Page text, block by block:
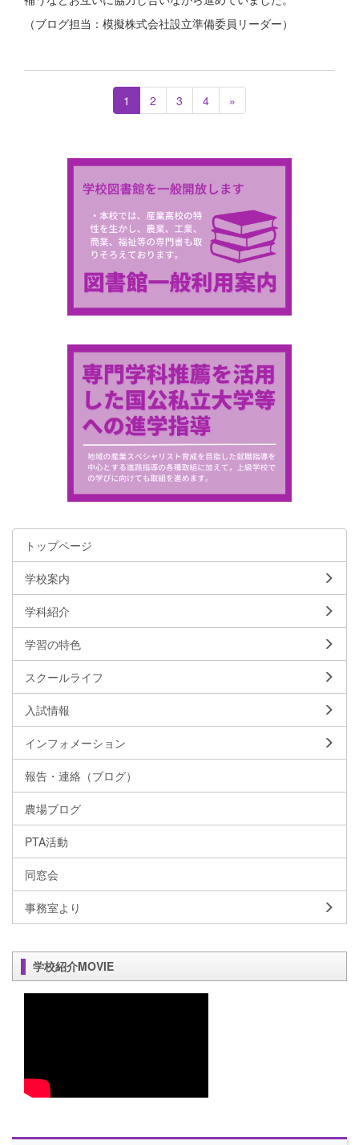
（ブログ担当：模擬株式会社設立準備委員リーダー）
1 2 3 4 »
トップページ
学校案内
学科紹介
学習の特色
スクールライフ
入試情報
インフォメーション
報告・連絡（ブログ）
農場ブログ
PTA活動
同窓会
事務室より
学校紹介MOVIE